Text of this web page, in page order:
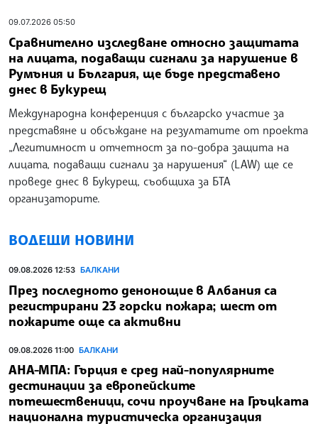
09.07.2026 05:50
Сравнително изследване относно защитата
на лицата, подаващи сигнали за нарушение в
Румъния и България, ще бъде представено
днес в Букурещ
Международна конференция с българско участие за
представяне и обсъждане на резултатите от проекта
„Легитимност и отчетност за по-добра защита на
лицата, подаващи сигнали за нарушения“ (LAW) ще се
проведе днес в Букурещ, съобщиха за БТА
организаторите.
ВОДЕЩИ НОВИНИ
09.08.2026 12:53 БАЛКАНИ
През последното денонощие в Албания са
регистрирани 23 горски пожара; шест от
пожарите още са активни
09.08.2026 11:00 БАЛКАНИ
АНА-МПА: Гърция е сред най-популярните
дестинации за европейските
пътешественици, сочи проучване на Гръцката
национална туристическа организация